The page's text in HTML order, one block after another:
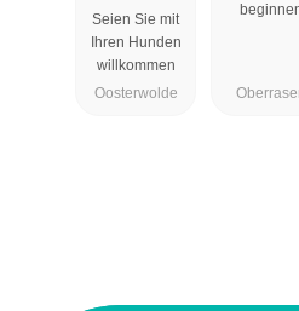
Seien Sie mit
Ihren Hunden
willkommen
Oosterwolde